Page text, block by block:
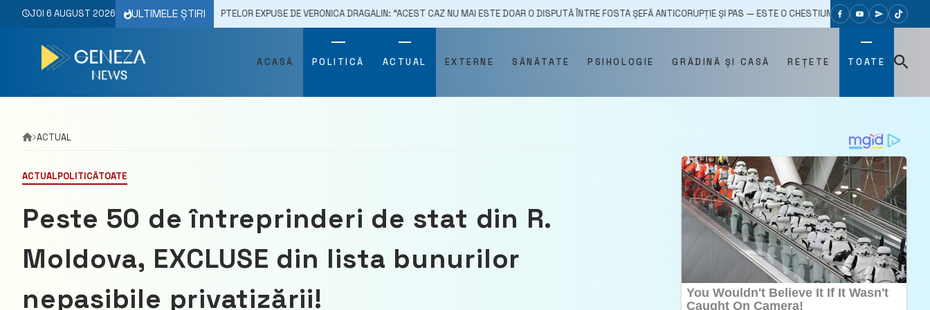
JOI 6 AUGUST 2026 ULTIMELE ȘTIRI
MARIAN LUPU CERE ANCHETAREA FAPTELOR EXPUSE DE VERONICA DRAGALIN: “ACEST CAZ NU MAI ESTE DOAR O DISPUTĂ ÎNTRE FOSTA ȘEFĂ ANTICORUPȚIE ȘI PAS — ESTE O CHESTIUNE DE SIGURANȚĂ A DEMOCRAȚIEI”
ACASĂ POLITICĂ ACTUAL EXTERNE SĂNĂTATE PSIHOLOGIE GRĂDINĂ ȘI CASĂ REȚETE TOATE
ACTUAL
ACTUALPOLITICĂTOATE
Peste 50 de întreprinderi de stat din R.
Moldova, EXCLUSE din lista bunurilor
nepasibile privatizării!